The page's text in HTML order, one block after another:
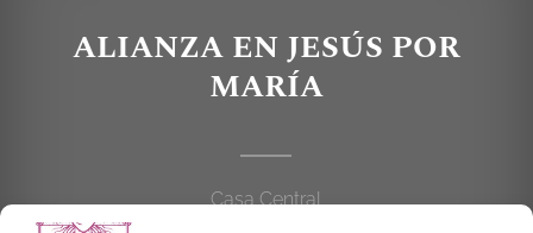
ALIANZA EN JESÚS POR
MARÍA
Casa Central